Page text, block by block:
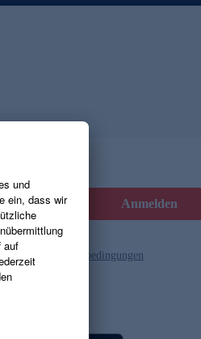
Anmelden
und die Gutscheinbedingungen